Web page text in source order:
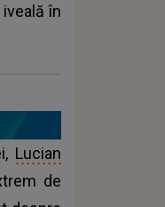
în
Lucian
de